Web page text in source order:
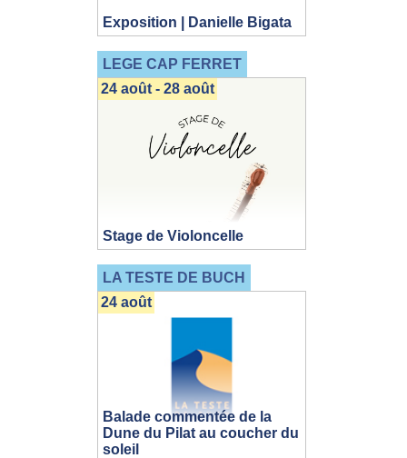
Exposition | Danielle Bigata
LEGE CAP FERRET
Stage de Violoncelle
24 août - 28 août
LA TESTE DE BUCH
Balade commentée de la
Dune du Pilat au coucher du
soleil
24 août